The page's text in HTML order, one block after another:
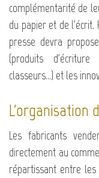
complémentarité de
du papier et de
presse devra
(produits d'écriture
classeurs...) et les
L'organisation
Les fabricants
directement au
répartissant entre